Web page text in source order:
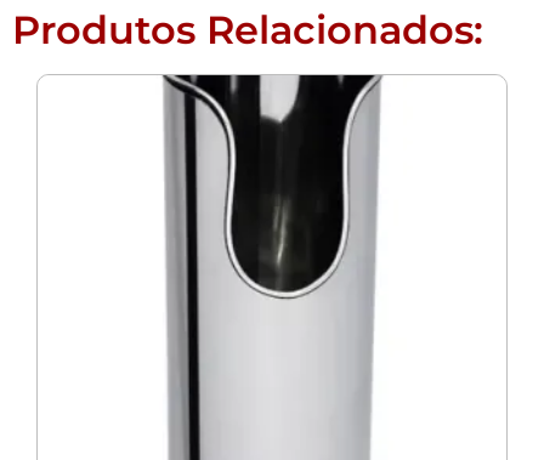
Produtos Relacionados: